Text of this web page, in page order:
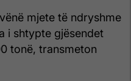
mjete të ndryshme
i shtypte gjësendet
tonë, transmeton